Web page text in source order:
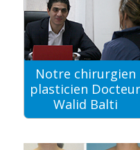
Notre chirurgien
plasticien Docteur
Walid Balti